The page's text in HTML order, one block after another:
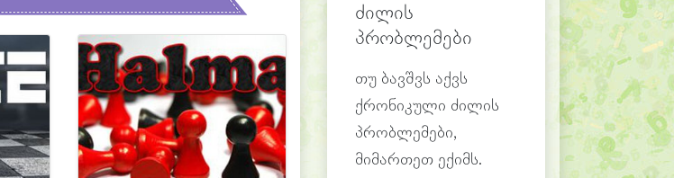
ძილის
პრობლემები
თუ ბავშვს აქვს
ქრონიკული ძილის
პრობლემები,
მიმართეთ ექიმს.